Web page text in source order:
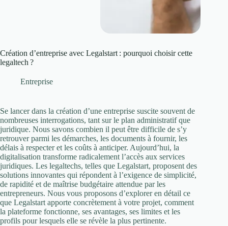
Création d’entreprise avec Legalstart : pourquoi choisir cette
legaltech ?
Entreprise
Se lancer dans la création d’une entreprise suscite souvent de
nombreuses interrogations, tant sur le plan administratif que
juridique. Nous savons combien il peut être difficile de s’y
retrouver parmi les démarches, les documents à fournir, les
délais à respecter et les coûts à anticiper. Aujourd’hui, la
digitalisation transforme radicalement l’accès aux services
juridiques. Les legaltechs, telles que Legalstart, proposent des
solutions innovantes qui répondent à l’exigence de simplicité,
de rapidité et de maîtrise budgétaire attendue par les
entrepreneurs. Nous vous proposons d’explorer en détail ce
que Legalstart apporte concrètement à votre projet, comment
la plateforme fonctionne, ses avantages, ses limites et les
profils pour lesquels elle se révèle la plus pertinente.